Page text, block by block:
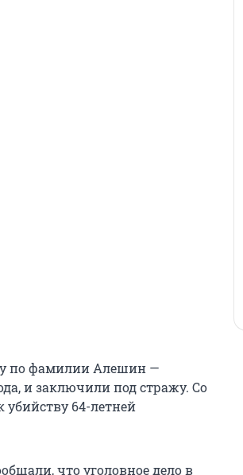
по фамилии Алешин —
и заключили под стражу. Со
64-летней
что уголовное дело в